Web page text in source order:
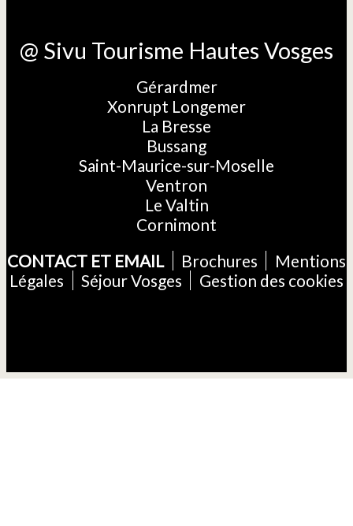
@ Sivu Tourisme Hautes Vosges
Gérardmer
Xonrupt Longemer
La Bresse
Bussang
Saint-Maurice-sur-Moselle
Ventron
Le Valtin
Cornimont
CONTACT ET EMAIL
Brochures
Mentions
Légales
Séjour Vosges Gestion des cookies